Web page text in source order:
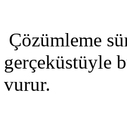
Çözümleme
gerçeküstüyle
vurur.